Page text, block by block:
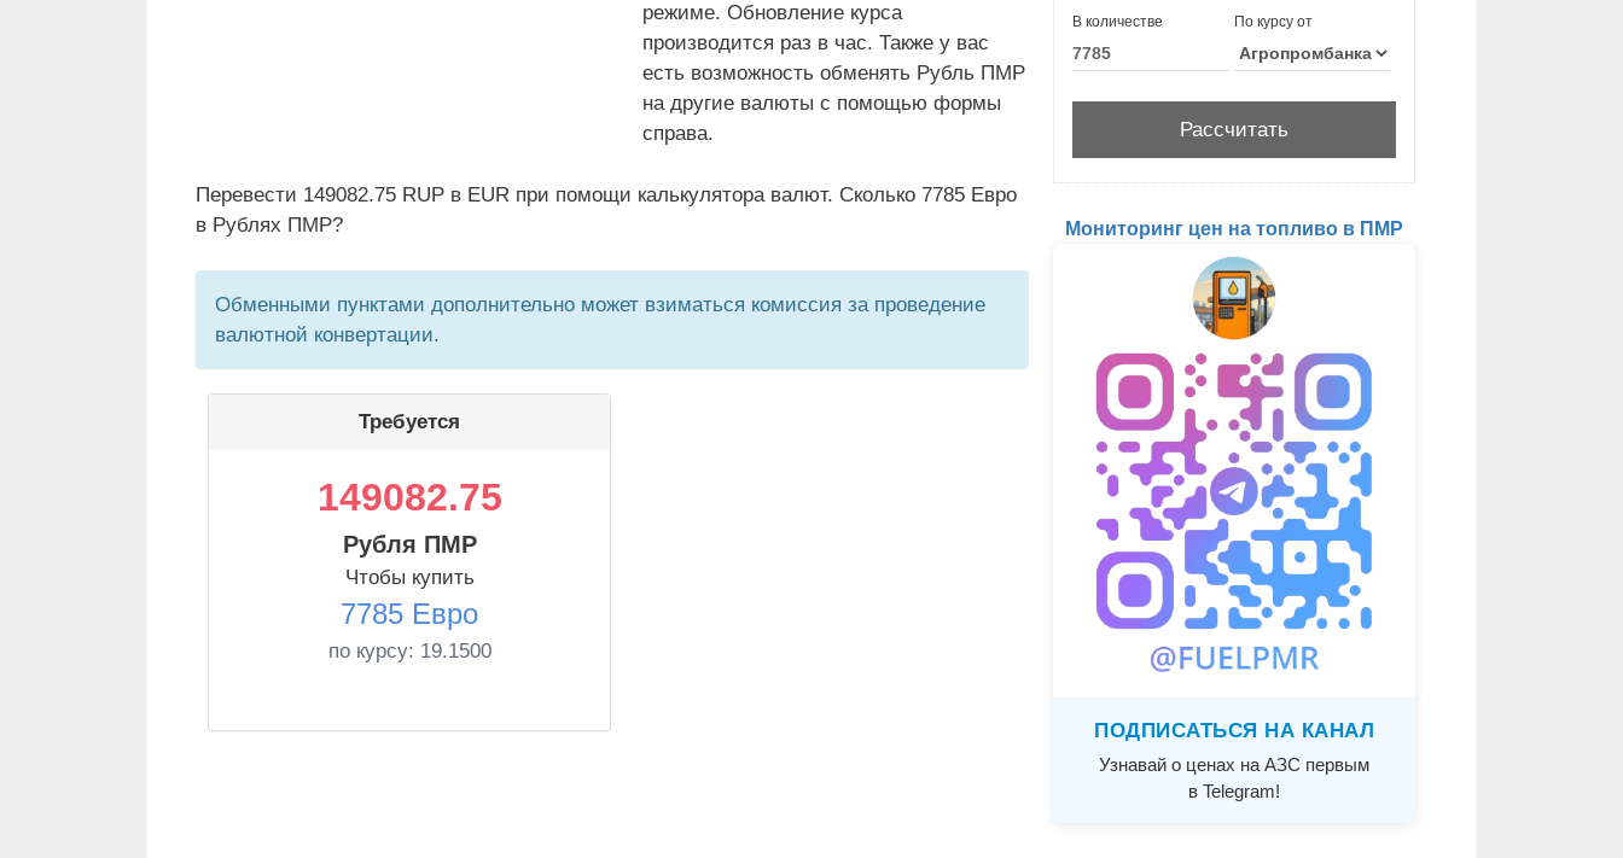
режиме. Обновление курса
производится раз в час. Также у вас
есть возможность обменять Рубль ПМР
на другие валюты с помощью формы
справа.
Перевести 149082.75 RUP в EUR при помощи калькулятора валют. Сколько 7785 Евро
в Рублях ПМР?
Обменными пунктами дополнительно может взиматься комиссия за проведение
валютной конвертации.
Требуется
149082.75
Рубля ПМР
Чтобы купить
7785 Евро
по курсу: 19.1500
В количестве По курсу от
Мониторинг цен на топливо в ПМР
ПОДПИСАТЬСЯ НА КАНАЛ
Узнавай о ценах на АЗС первым
в Telegram!